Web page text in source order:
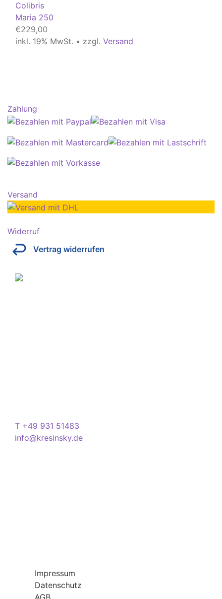
Colibris
Maria 250
€229,00
inkl. 19% MwSt. • zzgl. Versand
Zahlung
Versand
Widerruf
Vertrag widerrufen
T +49 931 51483
info@kresinsky.de
Impressum
Datenschutz